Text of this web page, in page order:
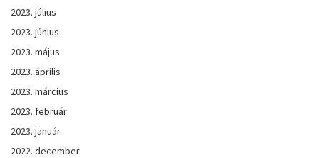
2023. július
2023. június
2023. május
2023. április
2023. március
2023. február
2023. január
2022. december